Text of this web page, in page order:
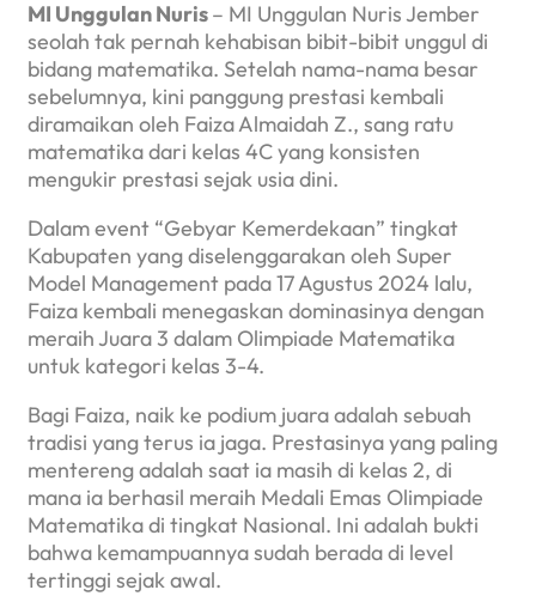
MI Unggulan Nuris– MI Unggulan Nuris Jember
seolah tak pernah kehabisan bibit-bibit unggul di
bidang matematika. Setelah nama-nama besar
sebelumnya, kini panggung prestasi kembali
diramaikan oleh Faiza Almaidah Z., sang ratu
matematika dari kelas 4C yang konsisten
mengukir prestasi sejak usia dini.
Dalam event “Gebyar Kemerdekaan” tingkat
Kabupaten yang diselenggarakan oleh Super
Model Management pada 17 Agustus 2024 lalu,
Faiza kembali menegaskan dominasinya dengan
meraih Juara 3 dalam Olimpiade Matematika
untuk kategori kelas 3-4.
Bagi Faiza, naik ke podium juara adalah sebuah
tradisi yang terus ia jaga. Prestasinya yang paling
mentereng adalah saat ia masih di kelas 2, di
mana ia berhasil meraih Medali Emas Olimpiade
Matematika di tingkat Nasional. Ini adalah bukti
bahwa kemampuannya sudah berada di level
tertinggi sejak awal.